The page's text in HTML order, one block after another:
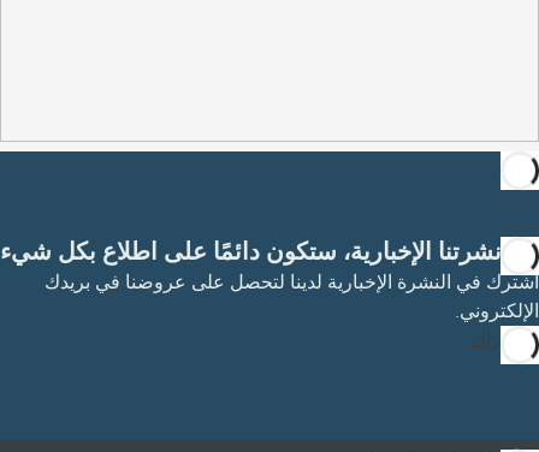
مع نشرتنا الإخبارية، ستكون دائمًا على اطلاع بكل شيء
اشترك في النشرة الإخبارية لدينا لتحصل على عروضنا في بريدك
الإلكتروني.
الاشتراك